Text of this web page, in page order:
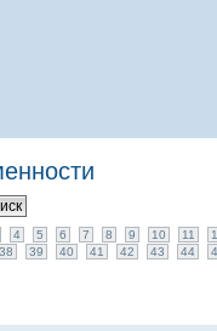
4 5 6 7 8 9 10 11
38 39 40 41 42 43 44